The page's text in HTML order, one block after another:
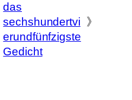
das
sechshundertvi
erundfünfzigste
Gedicht
》